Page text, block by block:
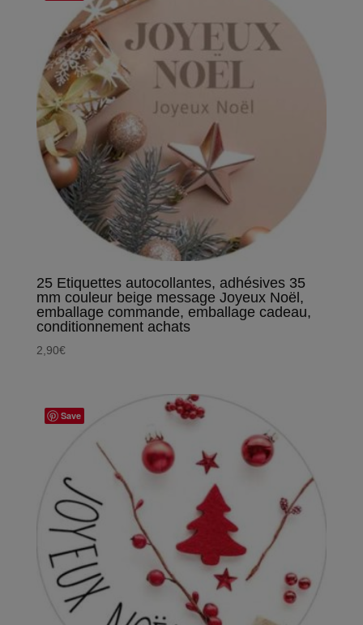
25 Etiquettes autocollantes, adhésives 35
mm couleur beige message Joyeux Noël,
emballage commande, emballage cadeau,
conditionnement achats
2,90€
Save